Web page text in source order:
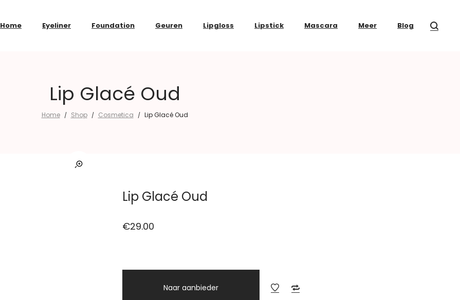
Home Eyeliner Foundation Geuren Lipgloss Lipstick Mascara Meer Blog
Lip Glacé Oud
Home / Shop / Cosmetica / Lip Glacé Oud
Lip Glacé Oud
€29.00
Naar aanbieder